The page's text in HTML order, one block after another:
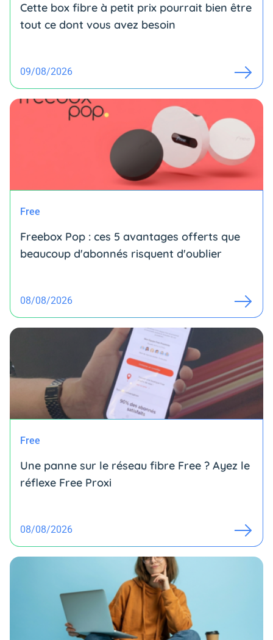
Cette box fibre à petit prix pourrait bien être
tout ce dont vous avez besoin
09/08/2026
Free
Freebox Pop : ces 5 avantages offerts que
beaucoup d'abonnés risquent d'oublier
08/08/2026
Free
Une panne sur le réseau fibre Free ? Ayez le
réflexe Free Proxi
08/08/2026